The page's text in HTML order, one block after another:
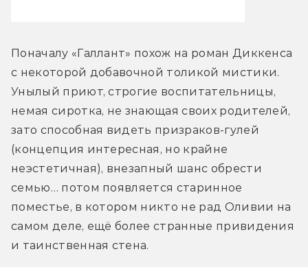
Поначалу «Галлант» похож на роман Диккенса
с некоторой добавочной толикой мистики.
Унылый приют, строгие воспитательницы,
немая сиротка, не знающая своих родителей,
зато способная видеть призраков-гулей
(концепция интересная, но крайне
неэстетичная), внезапный шанс обрести
семью… потом появляется старинное
поместье, в котором никто не рад Оливии на
самом деле, ещё более странные привидения
и таинственная стена.